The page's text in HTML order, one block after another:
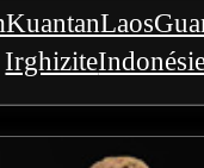
KuantanLaos
Irghizite